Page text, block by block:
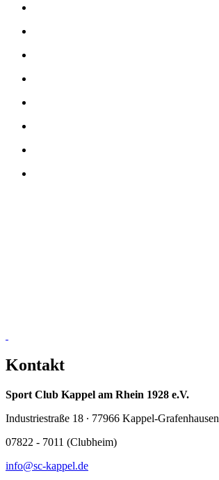
Kontakt
Sport Club Kappel am Rhein 1928 e.V.
Industriestraße 18 ∙ 77966 Kappel-Grafenhausen
07822 - 7011 (Clubheim)
info@sc-kappel.de